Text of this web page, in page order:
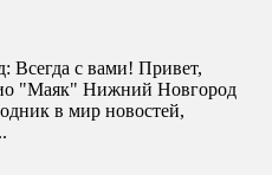
с вами! Привет,
"Маяк" Нижний Новгород
в мир новостей,